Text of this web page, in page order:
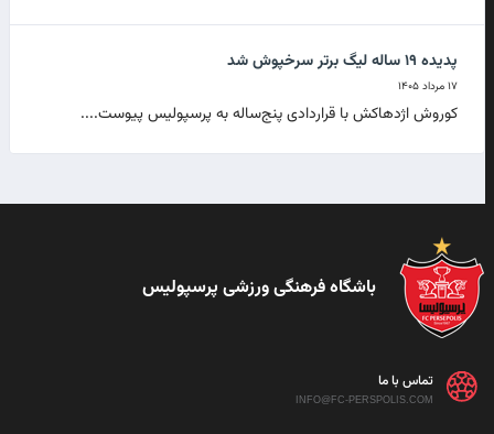
پدیده ۱۹ ساله لیگ برتر سرخپوش شد
۱۷ مرداد ۱۴۰۵
کوروش اژدهاکش با قراردادی پنج‌ساله به پرسپولیس پیوست....
باشگاه فرهنگی ورزشی پرسپولیس
تماس با ما
INFO@FC-PERSPOLIS.COM